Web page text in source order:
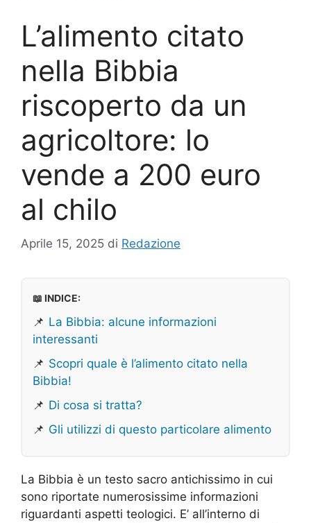
L’alimento citato
nella Bibbia
riscoperto da un
agricoltore: lo
vende a 200 euro
al chilo
Aprile 15, 2025 di Redazione
📖 INDICE:
📌 La Bibbia: alcune informazioni
interessanti
📌 Scopri quale è l’alimento citato nella
Bibbia!
📌 Di cosa si tratta?
📌 Gli utilizzi di questo particolare alimento
La Bibbia è un testo sacro antichissimo in cui
sono riportate numerosissime informazioni
riguardanti aspetti teologici. E’ all’interno di